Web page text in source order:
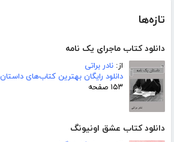
تازه‌ها
دانلود کتاب ماجرای یک نامه
از: نادر براتی
دانلود رایگان بهترین کتاب‌های داستان
۱۵۳ صفحه
دانلود کتاب عشق اونیونگ